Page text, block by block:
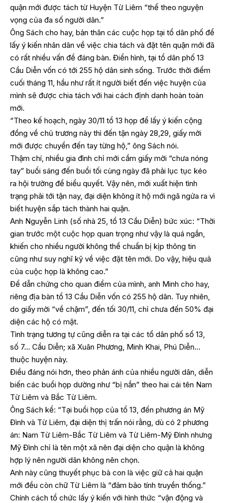
quận mới được tách từ Huyện Từ Liêm “thể theo nguyện
vọng của đa số người dân.”
Ông Sách cho hay, bản thân các cuộc họp tại tổ dân phố để
lấy ý kiến nhân dân về việc chia tách và đặt tên quận mới đã
có rất nhiều vấn đề đáng bàn. Điển hình, tại tổ dân phố 13
Cầu Diễn vốn có tới 255 hộ dân sinh sống. Trước thời điểm
cuối tháng 11, hầu như rất ít người biết đến việc huyện của
mình sẽ được chia tách với hai cách định danh hoàn toàn
mới.
“Theo kế hoạch, ngày 30/11 tổ 13 họp để lấy ý kiến cộng
đồng về chủ trương này thì đến tận ngày 28,29, giấy mời
mới được chuyển đến tay từng hộ,” ông Sách nói.
Thậm chí, nhiều gia đình chỉ mới cầm giấy mời “chưa nóng
tay” buổi sáng đến buổi tối cùng ngày đã phải lục tục kéo
ra hội trường để biểu quyết. Vậy nên, mới xuất hiện tình
trạng phải tới tận nay, đại diện không ít hộ mới ngã ngửa ra vì
biết huyện sắp tách thành hai quận.
Anh Nguyễn Linh (số nhà 25, tổ 13 Cầu Diễn) bức xúc: “Thời
gian trước một cuộc họp quan trọng như vậy là quá ngắn,
khiến cho nhiều người không thể chuẩn bị kịp thông tin
cũng như suy nghĩ kỹ về việc đặt tên mới. Do vậy, hiệu quả
của cuộc họp là không cao.”
Để dẫn chứng cho quan điểm của mình, anh Minh cho hay,
riêng địa bàn tổ 13 Cầu Diễn vốn có 255 hộ dân. Tuy nhiên,
do giấy mời “về chậm”, đến tối 30/11, chỉ chưa đến 50% đại
diện các hộ có mặt.
Tình trạng tương tự cũng diễn ra tại các tổ dân phố số 13,
số 7… Cầu Diễn; xã Xuân Phương, Minh Khai, Phú Diễn…
thuộc huyện này.
Điều đáng nói hơn, theo phản ánh của nhiều người dân, diễn
biến các buổi họp dường như “bị nắn” theo hai cái tên Nam
Từ Liêm và Bắc Từ Liêm.
Ông Sách kể: “Tại buổi họp của tổ 13, đến phương án Mỹ
Đình và Từ Liêm, đại diện thị trấn nói rằng, dù có 2 phương
án: Nam Từ Liêm-Bắc Từ Liêm và Từ Liêm-Mỹ Đình nhưng
Mỹ Đình chỉ là tên một xã nên đại diện cho quận là không
hợp lý nên người dân không nên chọn.
Anh này cũng thuyết phục bà con là việc giữ cả hai quận
mới đều còn chữ Từ Liêm là “đảm bảo tính truyền thống.”
Chính cách tổ chức lấy ý kiến với hình thức “vận động và